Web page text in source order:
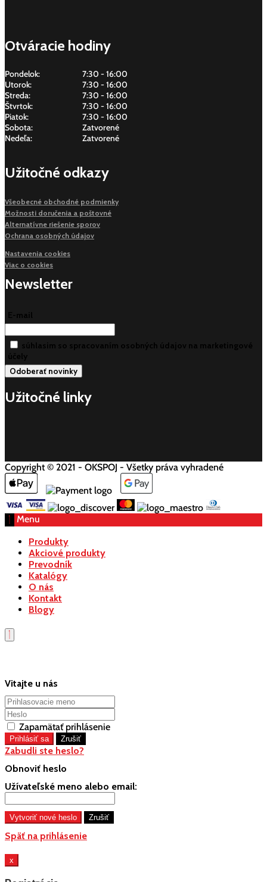
Otváracie hodiny
Pondelok:
7:30 - 16:00
Utorok:
7:30 - 16:00
Streda:
7:30 - 16:00
Štvrtok:
7:30 - 16:00
Piatok:
7:30 - 16:00
Sobota:
Zatvorené
Nedeľa:
Zatvorené
Užitočné odkazy
Všeobecné obchodné podmienky
Možnosti doručenia a poštovné
Alternatívne riešenie sporov
Ochrana osobných údajov
Nastavenia cookies
Viac o cookies
Newsletter
E-mail
súhlasim so spracovaním osobných údajov na marketingové
účely
Užitočné linky
Copyright © 2021 - OKSPOJ - Všetky práva vyhradené
Menu
Produkty
Akciové produkty
Prevodník
Katalógy
O nás
Kontakt
Blogy
Vitajte u nás
Zapamätať prihlásenie
Zabudli ste heslo?
Obnoviť heslo
Užívateľské meno alebo email:
Späť na prihlásenie
x